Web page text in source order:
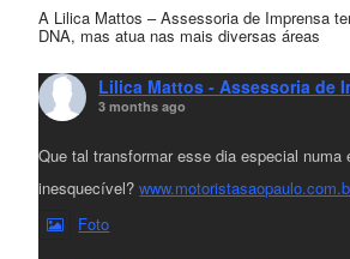
A Lilica Mattos – Assessoria de Imprensa
DNA, mas atua nas mais diversas áreas
Lilica Mattos - Assessoria de
3 months ago
Que tal transformar esse dia especial numa
inesquecível?
Foto